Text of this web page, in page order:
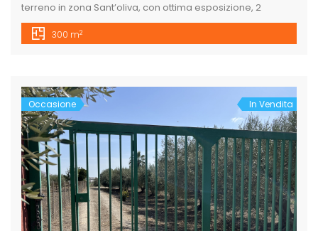
terreno in zona Sant’oliva, con ottima esposizione, 2
caseggiati, alberi d’ ulivo, 9 ettari di vigneto di cui 3 ettari di
Tabernet Savignon e 6 ettari di nero D’Avola. , 6 ettari di
300 m2
Occasione In Vendita